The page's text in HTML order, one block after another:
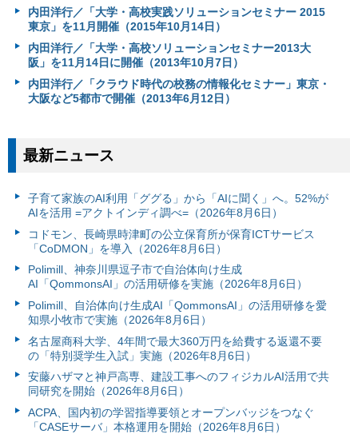
内田洋行／「大学・高校実践ソリューションセミナー 2015
東京」を11月開催（2015年10月14日）
内田洋行／「大学・高校ソリューションセミナー2013大
阪」を11月14日に開催（2013年10月7日）
内田洋行／「クラウド時代の校務の情報化セミナー」東京・
大阪など5都市で開催（2013年6月12日）
最新ニュース
子育て家族のAI利用「ググる」から「AIに聞く」へ。52%が
AIを活用 =アクトインディ調べ=（2026年8月6日）
コドモン、長崎県時津町の公立保育所が保育ICTサービス
「CoDMON」を導入（2026年8月6日）
Polimill、神奈川県逗子市で自治体向け生成
AI「QommonsAI」の活用研修を実施（2026年8月6日）
Polimill、自治体向け生成AI「QommonsAI」の活用研修を愛
知県小牧市で実施（2026年8月6日）
名古屋商科大学、4年間で最大360万円を給費する返還不要
の「特別奨学生入試」実施（2026年8月6日）
安藤ハザマと神戸高専、建設工事へのフィジカルAI活用で共
同研究を開始（2026年8月6日）
ACPA、国内初の学習指導要領とオープンバッジをつなぐ
「CASEサーバ」本格運用を開始（2026年8月6日）